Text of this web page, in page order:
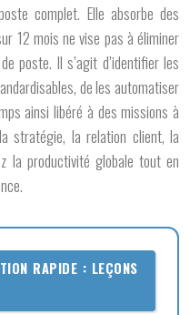
complet. Elle absorbe des
12 mois ne vise pas à éliminer
poste. Il s’agit d’identifier les
de les automatiser
ainsi libéré à des missions à
stratégie, la relation client, la
la productivité globale tout en
RAPIDE : LEÇONS